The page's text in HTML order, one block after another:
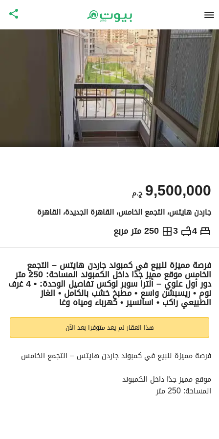
ج.م 9,500,000
جاردن هايتس، التجمع الخامس، القاهرة الجديدة، القاهرة
4
3 250 متر مربع ج.م9,500,000
التفاصيل الاتجاهات والمؤشرات رهن عقاري
فرصة مميزة للبيع في كمبوند جاردن هايتس – التجمع
الخامس موقع مميز جدًا داخل الكمبوند المساحة: 250 متر
دور أول علوي – ألترا سوبر لوكس تفاصيل الوحدة: • 4 غرف
نوم • ريسبشن واسع • مطبخ خشب بالكامل • الغاز
الطبيعي راكب • اسانسير • كهرباء ومياه وغا
هذا العقار لم يعد متوفرا بعد الآن
فرصة مميزة للبيع في كمبوند جاردن هايتس – التجمع الخامس
موقع مميز جدًا داخل الكمبوند
المساحة: 250 متر